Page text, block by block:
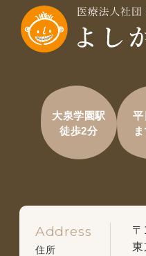
大泉学園駅
徒歩2分
平
Address
住所
東